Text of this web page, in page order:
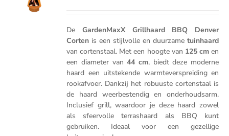
€169.00.€149.00.
De GardenMaxX Grillhaard BBQ Denver
Corten is een stijlvolle en duurzame tuinhaard
van cortenstaal. Met een hoogte van 125 cmen
een diameter van44 cm, biedt deze moderne
haard een uitstekende warmteverspreiding en
rookafvoer. Dankzij het robuuste cortenstaal is
de haard weerbestendig en onderhoudsarm.
Inclusief grill, waardoor je deze haard zowel
als sfeervolle terrashaard als BBQ kunt
gebruiken. Ideaal voor een gezellige